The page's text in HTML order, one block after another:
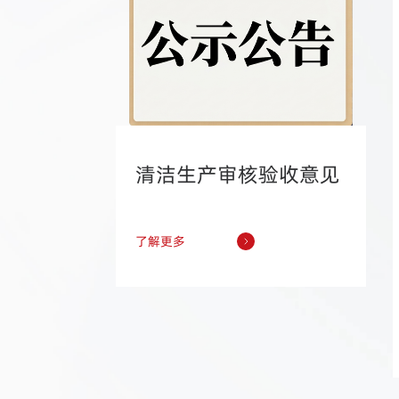
清洁生产审核验收意见
了解更多